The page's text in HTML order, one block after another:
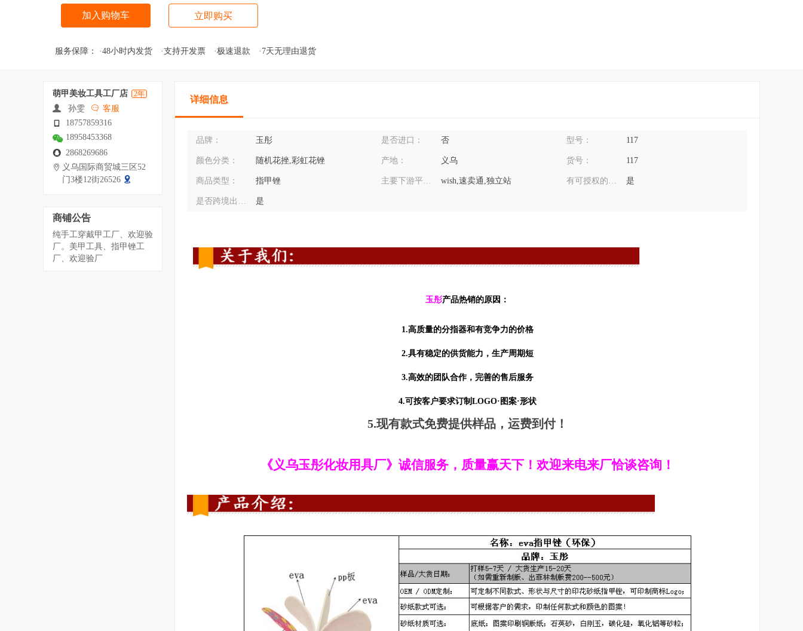
加入购物车 立即购买
服务保障： ·48小时内发货 ·支持开发票 ·极速退款 ·7天无理由退货
萌甲美妆工具工厂店 2年
孙雯
客服
18757859316
18958453368
2868269686
义乌国际商贸城三区52
门3楼12街26526
商铺公告
纯手工穿戴甲工厂、欢迎验
厂。美甲工具、指甲锉工
厂、欢迎验厂
详细信息
品牌： 玉彤 是否进口： 否 型号： 117
颜色分类： 随机花挫,彩虹花锉 产地： 义乌 货号： 117
商品类型： 指甲锉 主要下游平台： wish,速卖通,独立站 有可授权的自有品牌： 是
是否跨境出口专供货源： 是
玉彤产品热销的原因：
1.高质量的分指器和有竞争力的价格
2.具有稳定的供货能力，生产周期短
3.高效的团队合作，完善的售后服务
4.可按客户要求订制LOGO·图案·形状
5.现有款式免费提供样品，运费到付！
《义乌玉彤化妆用具厂》诚信服务，质量赢天下！欢迎来电来厂恰谈咨询！